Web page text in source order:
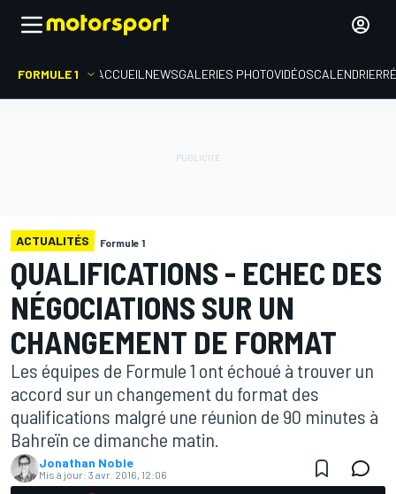
FORMULE 1 ACCUEIL NEWSGALERIES PHOTOVIDÉOSCALENDRIER
ACTUALITÉS Formule 1
QUALIFICATIONS - ECHEC DES
NÉGOCIATIONS SUR UN
CHANGEMENT DE FORMAT
Les équipes de Formule 1 ont échoué à trouver un
accord sur un changement du format des
qualifications malgré une réunion de 90 minutes à
Bahreïn ce dimanche matin.
Jonathan Noble
Mis à jour: 3 avr. 2016, 12:06